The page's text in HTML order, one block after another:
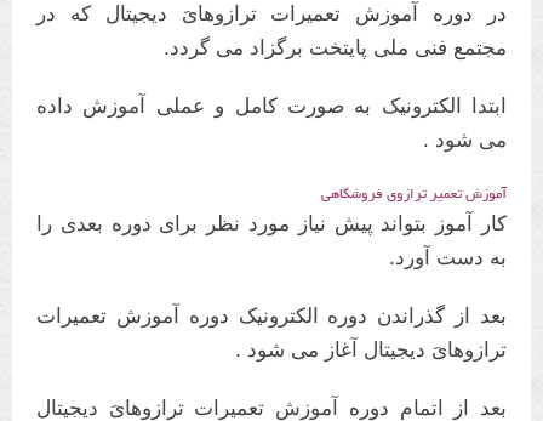
در دوره آموزش تعمیرات ترازوهایَ دیجیتال که در
مجتمع فنی ملی پایتخت برگزاد می گردد.
ابتدا الکترونیک به صورت کامل و عملی آموزش داده
می شود .
آموزش تعمیر ترازوی فروشگاهی
کار آموز بتواند پیش نیاز مورد نظر برای دوره بعدی را
به دست آورد.
بعد از گذراندن دوره الکترونیک دوره آموزش تعمیرات
ترازوهایَ دیجیتال آغاز می شود .
بعد از اتمام دوره آموزش تعمیرات ترازوهایَ دیجیتال